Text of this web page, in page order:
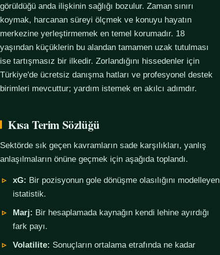
görüldüğü anda ilişkinin sağlığı bozulur. Zaman sınırı
koymak, harcanan süreyi ölçmek ve konuyu hayatın
merkezine yerleştirmemek en temel korumadır. 18
yaşından küçüklerin bu alandan tamamen uzak tutulması
ise tartışmasız bir ilkedir. Zorlandığını hissedenler için
Türkiye'de ücretsiz danışma hatları ve profesyonel destek
birimleri mevcuttur; yardım istemek en akılcı adımdır.
Kısa Terim Sözlüğü
Sektörde sık geçen kavramların sade karşılıkları, yanlış
anlaşılmaların önüne geçmek için aşağıda toplandı.
xG: Bir pozisyonun gole dönüşme olasılığını modelleyen
istatistik.
Marj: Bir hesaplamada kaynağın kendi lehine ayırdığı
fark payı.
Volatilite: Sonuçların ortalama etrafında ne kadar